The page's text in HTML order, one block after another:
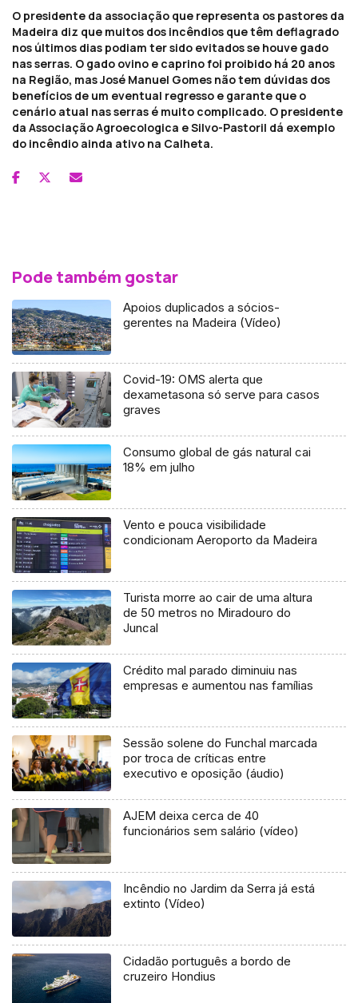
O presidente da associação que representa os pastores da
Madeira diz que muitos dos incêndios que têm deflagrado
nos últimos dias podiam ter sido evitados se houve gado
nas serras. O gado ovino e caprino foi proibido há 20 anos
na Região, mas José Manuel Gomes não tem dúvidas dos
benefícios de um eventual regresso e garante que o
cenário atual nas serras é muito complicado. O presidente
da Associação Agroecologica e Silvo-Pastoril dá exemplo
do incêndio ainda ativo na Calheta.
Pode também gostar
Apoios duplicados a sócios-
gerentes na Madeira (Vídeo)
Covid-19: OMS alerta que
dexametasona só serve para casos
graves
Consumo global de gás natural cai
18% em julho
Vento e pouca visibilidade
condicionam Aeroporto da Madeira
Turista morre ao cair de uma altura
de 50 metros no Miradouro do
Juncal
Crédito mal parado diminuiu nas
empresas e aumentou nas famílias
Sessão solene do Funchal marcada
por troca de críticas entre
executivo e oposição (áudio)
AJEM deixa cerca de 40
funcionários sem salário (vídeo)
Incêndio no Jardim da Serra já está
extinto (Vídeo)
Cidadão português a bordo de
cruzeiro Hondius